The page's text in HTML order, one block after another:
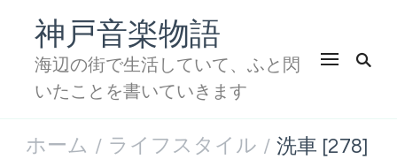
神戸音楽物語
海辺の街で生活していて、ふと閃
いたことを書いていきます
ホーム / ライフスタイル / 洗車 [278]